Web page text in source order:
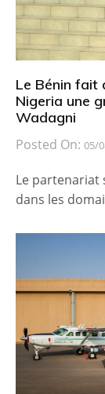
Le Bénin fait
Nigeria une
Wadagni
Posted On: 05/
Le partenariat
dans les